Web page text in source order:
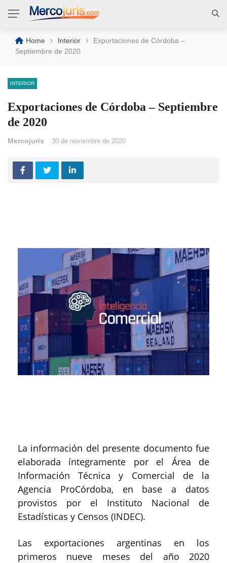
Home › Interior ›
Exportaciones de Córdoba –
Septiembre de 2020
INTERIOR
Exportaciones de Córdoba – Septiembre
de 2020
Mercojuris 30 de noviembre de 2020
La información del presente documento fue
elaborada íntegramente por el Área de
Información Técnica y Comercial de la
Agencia ProCórdoba, en base a datos
provistos por el Instituto Nacional de
Estadísticas y Censos (INDEC).
Las exportaciones argentinas en los
primeros nueve meses del año 2020